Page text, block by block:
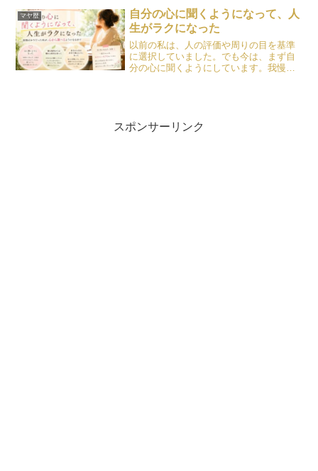
マヤ暦
自分の心に聞くようになって、人
生がラクになった
以前の私は、人の評価や周りの目を基準
に選択していました。でも今は、まず自
分の心に聞くようにしています。我慢す
スポンサーリンク